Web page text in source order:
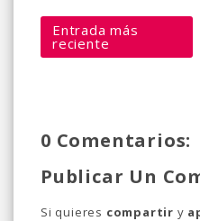
Entrada más
reciente
0 Comentarios:
Publicar Un
Si quieres compartir y